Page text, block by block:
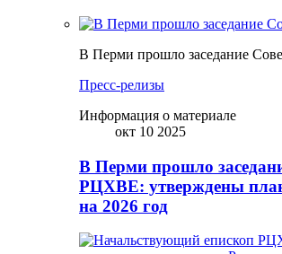
В Перми прошло заседание
Пресс-релизы
Информация о материале
окт 10 2025
В Перми прошло
РЦХВЕ: утверждены
на 2026 год